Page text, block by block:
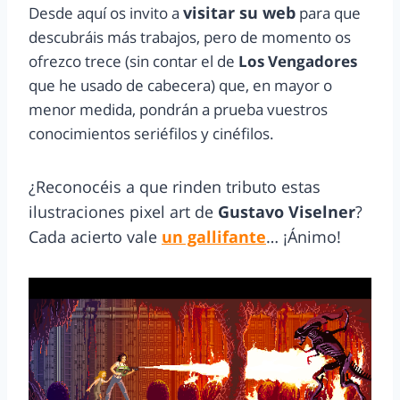
Desde aquí os invito a visitar su web para que
descubráis más trabajos, pero de momento os
ofrezco trece (sin contar el de Los Vengadores
que he usado de cabecera) que, en mayor o
menor medida, pondrán a prueba vuestros
conocimientos seriéfilos y cinéfilos.
¿Reconocéis a que rinden tributo estas
ilustraciones pixel art de Gustavo Viselner?
Cada acierto vale un gallifante… ¡Ánimo!